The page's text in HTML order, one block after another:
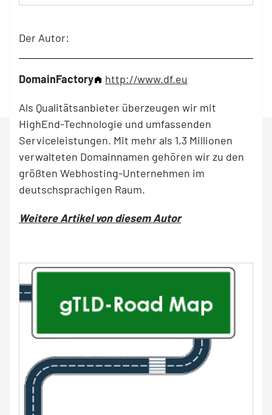
Der Autor:
DomainFactory http://www.df.eu
Als Qualitätsanbieter überzeugen wir mit
HighEnd-Technologie und umfassenden
Serviceleistungen. Mit mehr als 1,3 Millionen
verwalteten Domainnamen gehören wir zu den
größten Webhosting-Unternehmen im
deutschsprachigen Raum.
Weitere Artikel von diesem Autor